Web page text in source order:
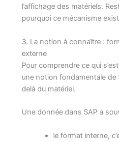
l’affichage des matériels.
pourquoi ce mécanisme
3. La notion à connaître :
externe
Pour comprendre ce qui
une notion fondamentale de
delà du matériel.
Une donnée dans SAP a
le format interne,